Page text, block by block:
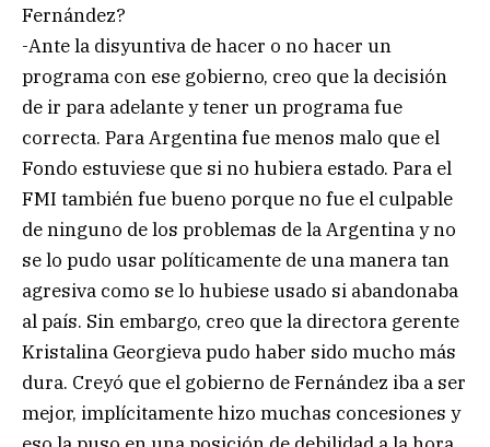
Fernández?
-Ante la disyuntiva de hacer o no hacer un
programa con ese gobierno, creo que la decisión
de ir para adelante y tener un programa fue
correcta. Para Argentina fue menos malo que el
Fondo estuviese que si no hubiera estado. Para el
FMI también fue bueno porque no fue el culpable
de ninguno de los problemas de la Argentina y no
se lo pudo usar políticamente de una manera tan
agresiva como se lo hubiese usado si abandonaba
al país. Sin embargo, creo que la directora gerente
Kristalina Georgieva pudo haber sido mucho más
dura. Creyó que el gobierno de Fernández iba a ser
mejor, implícitamente hizo muchas concesiones y